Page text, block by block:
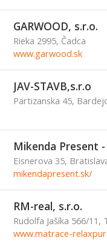
GARWOOD, s.r.o.
Rieka 2995, Čadca
www.garwood.sk
JAV-STAVB,s.r.o
Partizanska 45,
Mikenda Present
Eisnerova 35,
mikendapresent.sk/
RM-real, s.r.o.
Rudolfa Jašíka 566/11,
www.matrace-